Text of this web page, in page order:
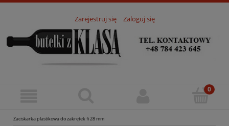
Zarejestruj się Zaloguj się
Zaciskarka plastikowa do zakrętek fi 28 mm